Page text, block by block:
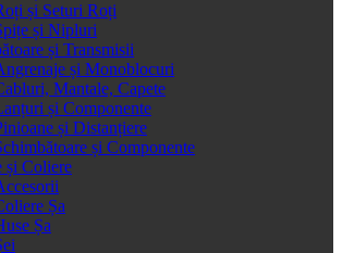
și Seturi Roți
și Nipluri
și Transmisii
și Monoblocuri
Mantale, Capete
și Componente
și Distanțiere
și Componente
și Coliere
Șa
Șa